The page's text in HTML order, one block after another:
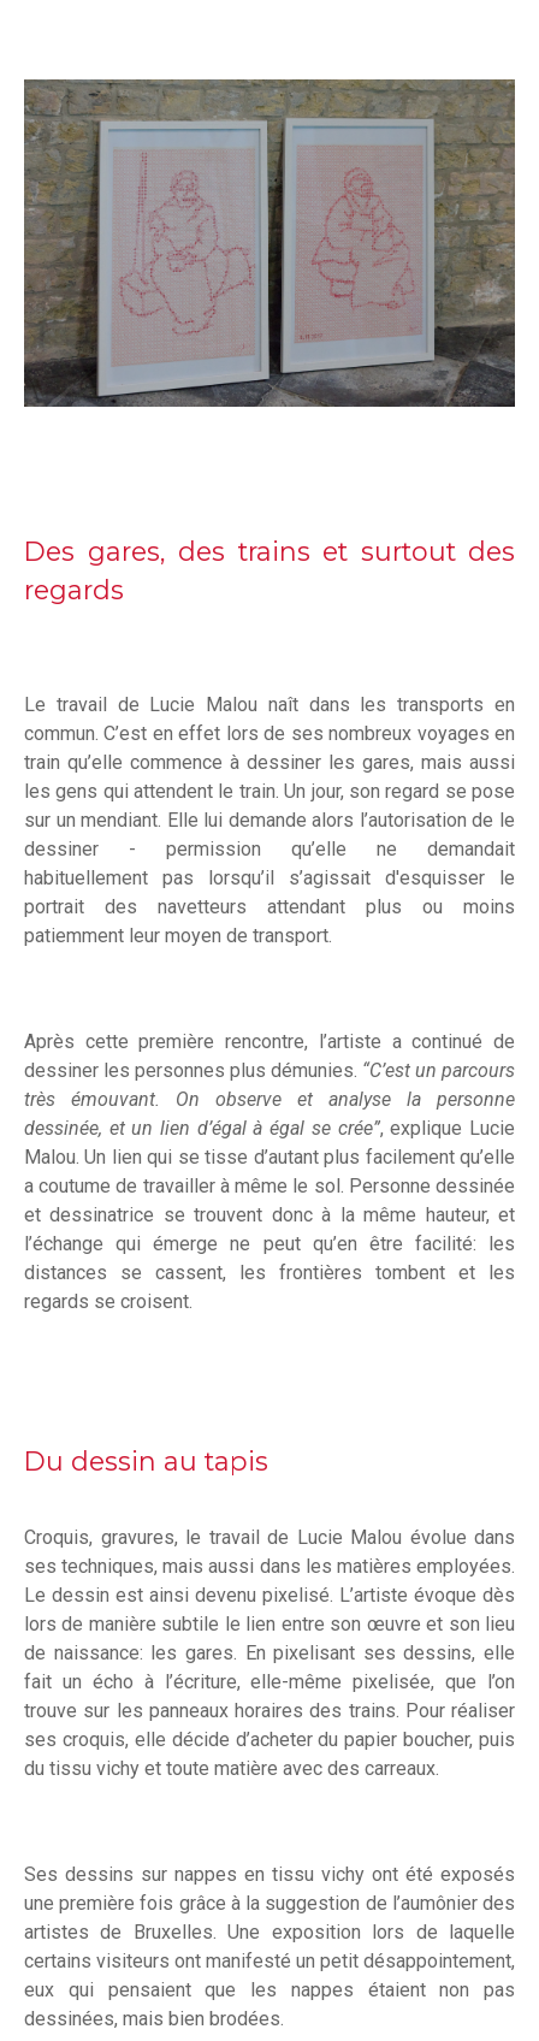
Des gares, des trains et surtout des
regards
Le travail de Lucie Malou naît dans les transports en
commun. C’est en effet lors de ses nombreux voyages en
train qu’elle commence à dessiner les gares, mais aussi
les gens qui attendent le train. Un jour, son regard se pose
sur un mendiant. Elle lui demande alors l’autorisation de le
dessiner - permission qu’elle ne demandait
habituellement pas lorsqu’il s’agissait d'esquisser le
portrait des navetteurs attendant plus ou moins
patiemment leur moyen de transport.
Après cette première rencontre, l’artiste a continué de
dessiner les personnes plus démunies. “C’est un parcours
très émouvant. On observe et analyse la personne
dessinée, et un lien d’égal à égal se crée”, explique Lucie
Malou. Un lien qui se tisse d’autant plus facilement qu’elle
a coutume de travailler à même le sol. Personne dessinée
et dessinatrice se trouvent donc à la même hauteur, et
l’échange qui émerge ne peut qu’en être facilité: les
distances se cassent, les frontières tombent et les
regards se croisent.
Du dessin au tapis
Croquis, gravures, le travail de Lucie Malou évolue dans
ses techniques, mais aussi dans les matières employées.
Le dessin est ainsi devenu pixelisé. L’artiste évoque dès
lors de manière subtile le lien entre son œuvre et son lieu
de naissance: les gares. En pixelisant ses dessins, elle
fait un écho à l’écriture, elle-même pixelisée, que l’on
trouve sur les panneaux horaires des trains. Pour réaliser
ses croquis, elle décide d’acheter du papier boucher, puis
du tissu vichy et toute matière avec des carreaux.
Ses dessins sur nappes en tissu vichy ont été exposés
une première fois grâce à la suggestion de l’aumônier des
artistes de Bruxelles. Une exposition lors de laquelle
certains visiteurs ont manifesté un petit désappointement,
eux qui pensaient que les nappes étaient non pas
dessinées, mais bien brodées.